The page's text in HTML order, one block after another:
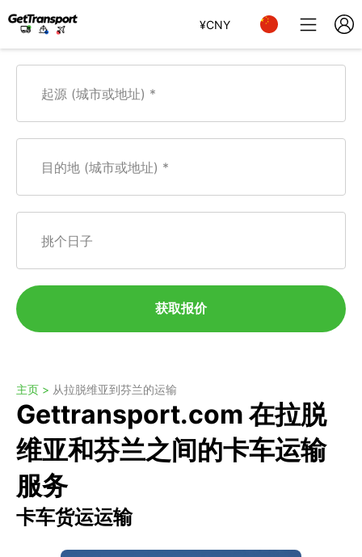
¥CNY
起源 (城市或地址)
目的地 (城市或地址)
挑个日子
获取报价
主页 > 从拉脱维亚到芬兰的运输
Gettransport.com 在拉脱
维亚和芬兰之间的卡车运输
服务
卡车货运运输